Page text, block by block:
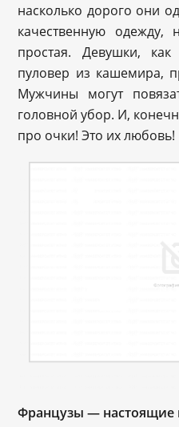
насколько дорого они
качественную
простая. Девушки,
пуловер из кашемира,
Мужчины могут
головной убор. И,
про очки! Это их любовь!
Французы — настоящие